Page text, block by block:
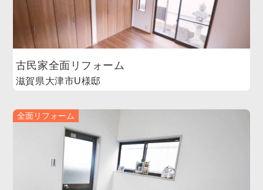
古民家全面リフォーム
滋賀県大津市U様邸
全面リフォーム